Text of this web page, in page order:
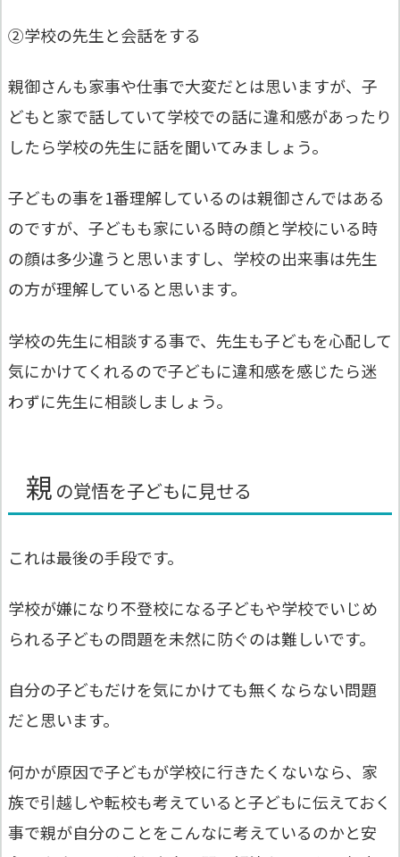
②学校の先生と会話をする
親御さんも家事や仕事で大変だとは思いますが、子
どもと家で話していて学校での話に違和感があったり
したら学校の先生に話を聞いてみましょう。
子どもの事を1番理解しているのは親御さんではある
のですが、子どもも家にいる時の顔と学校にいる時
の顔は多少違うと思いますし、学校の出来事は先生
の方が理解していると思います。
学校の先生に相談する事で、先生も子どもを心配して
気にかけてくれるので子どもに違和感を感じたら迷
わずに先生に相談しましょう。
親 の覚悟を子どもに見せる
これは最後の手段です。
学校が嫌になり不登校になる子どもや学校でいじめ
られる子どもの問題を未然に防ぐのは難しいです。
自分の子どもだけを気にかけても無くならない問題
だと思います。
何かが原因で子どもが学校に行きたくないなら、家
族で引越しや転校も考えていると子どもに伝えておく
事で親が自分のことをこんなに考えているのかと安